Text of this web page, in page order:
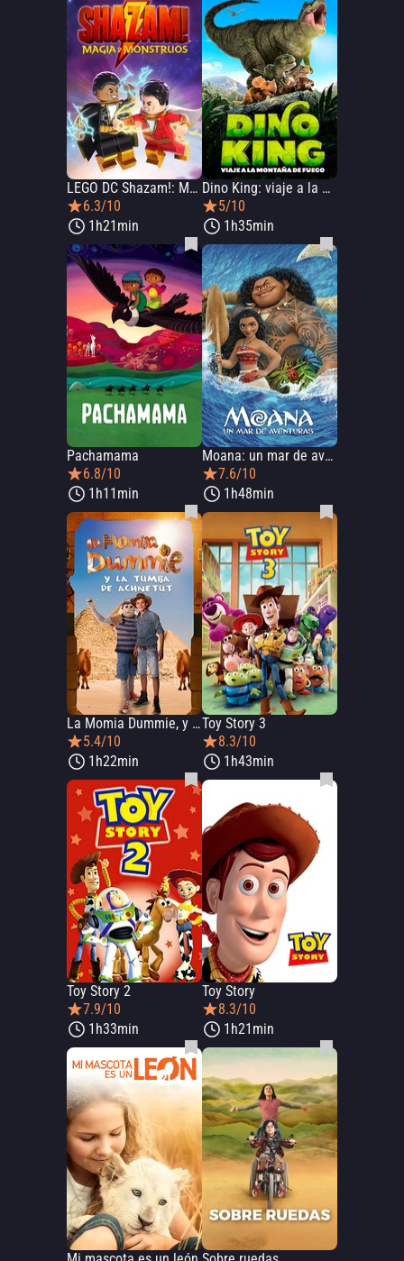
LEGO DC Shazam!: Magia y Monstruos
6.3/10
1h21min
Dino King: viaje a la montaña de fuego
5/10
1h35min
Pachamama
6.8/10
1h11min
Moana: un mar de aventuras
7.6/10
1h48min
La Momia Dummie, y la Tumba de Achnetut
5.4/10
1h22min
Toy Story 3
8.3/10
1h43min
Toy Story 2
7.9/10
1h33min
Toy Story
8.3/10
1h21min